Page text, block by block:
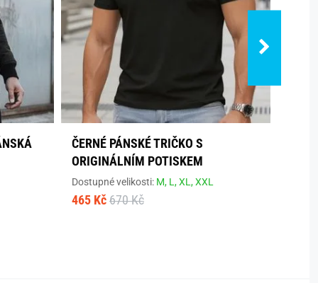
ČERNÉ PÁNSKÉ TRIČKO S
ORIGINÁLNÍM POTISKEM
Dostupné velikosti: M, L,XL,XXL
465 Kč 670 Kč